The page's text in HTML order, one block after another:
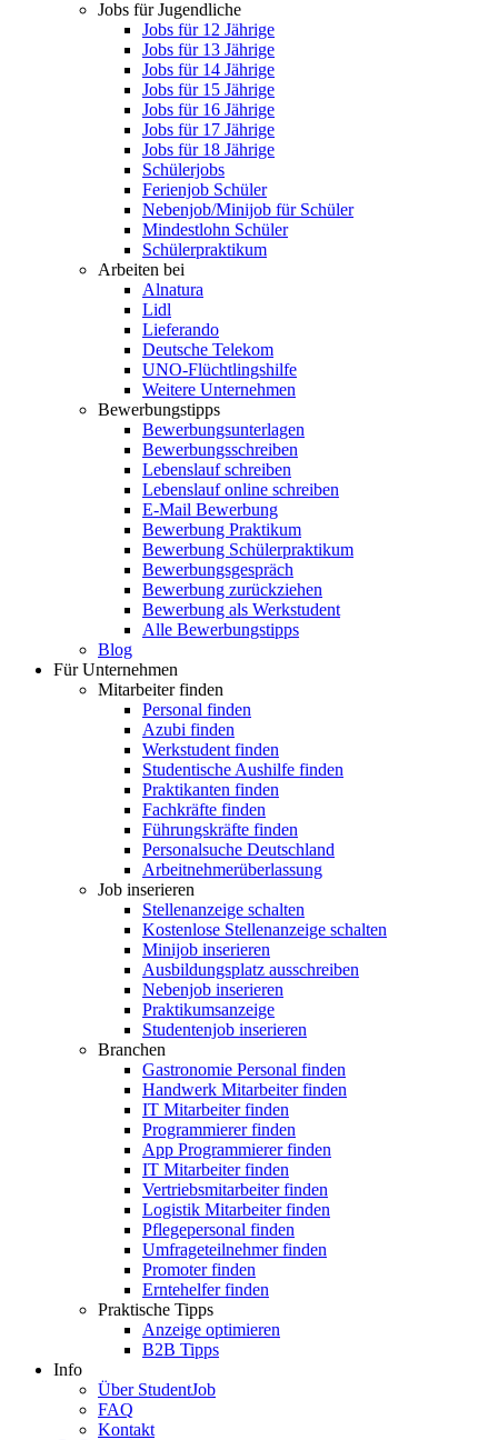
Jobs für Jugendliche
Jobs für 12 Jährige
Jobs für 13 Jährige
Jobs für 14 Jährige
Jobs für 15 Jährige
Jobs für 16 Jährige
Jobs für 17 Jährige
Jobs für 18 Jährige
Schülerjobs
Ferienjob Schüler
Nebenjob/Minijob für Schüler
Mindestlohn Schüler
Schülerpraktikum
Arbeiten bei
Alnatura
Lidl
Lieferando
Deutsche Telekom
UNO-Flüchtlingshilfe
Weitere Unternehmen
Bewerbungstipps
Bewerbungsunterlagen
Bewerbungsschreiben
Lebenslauf schreiben
Lebenslauf online schreiben
E-Mail Bewerbung
Bewerbung Praktikum
Bewerbung Schülerpraktikum
Bewerbungsgespräch
Bewerbung zurückziehen
Bewerbung als Werkstudent
Alle Bewerbungstipps
Blog
Für Unternehmen
Mitarbeiter finden
Personal finden
Azubi finden
Werkstudent finden
Studentische Aushilfe finden
Praktikanten finden
Fachkräfte finden
Führungskräfte finden
Personalsuche Deutschland
Arbeitnehmerüberlassung
Job inserieren
Stellenanzeige schalten
Kostenlose Stellenanzeige schalten
Minijob inserieren
Ausbildungsplatz ausschreiben
Nebenjob inserieren
Praktikumsanzeige
Studentenjob inserieren
Branchen
Gastronomie Personal finden
Handwerk Mitarbeiter finden
IT Mitarbeiter finden
Programmierer finden
App Programmierer finden
IT Mitarbeiter finden
Vertriebsmitarbeiter finden
Logistik Mitarbeiter finden
Pflegepersonal finden
Umfrageteilnehmer finden
Promoter finden
Erntehelfer finden
Praktische Tipps
Anzeige optimieren
B2B Tipps
Info
Über StudentJob
FAQ
Kontakt